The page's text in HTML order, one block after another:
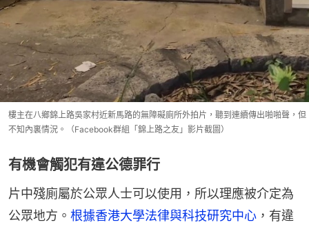
樓主在八鄉錦上路吳家村近新馬路的無障礙廁所外拍片，聽到連續傳出啪啪聲，但
不知內裏情況。（Facebook群組「錦上路之友」影片截圖）
有機會觸犯有違公德罪行
片中殘廁屬於公眾人士可以使用，所以理應被介定為
公眾地方。 根據香港大學法律與科技研究中心 ，有違